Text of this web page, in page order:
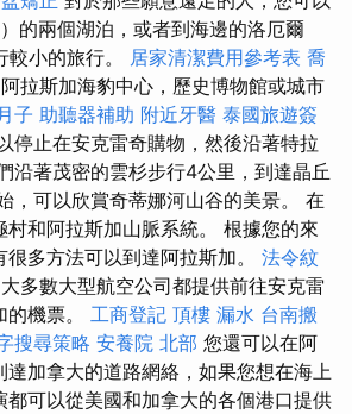
的兩個湖泊，或者到海邊的洛厄爾
較小的旅行。 居家清潔費用參考表 喬
阿拉斯加海豹中心，歷史博物館或城市
子 助聽器補助 附近牙醫 泰國旅遊簽
停止在安克雷奇購物，然後沿著特拉
沿著茂密的雲杉步行4公里，到達晶丘
，可以欣賞奇蒂娜河山谷的美景。 在
村和阿拉斯加山脈系統。 根據您的來
多方法可以到達阿拉斯加。 法令紋
大多數大型航空公司都提供前往安克雷
機票。 工商登記 頂樓 漏水 台南搬
搜尋策略 安養院 北部 您還可以在阿
加拿大的道路網絡，如果您想在海上
都可以從美國和加拿大的各個港口提供